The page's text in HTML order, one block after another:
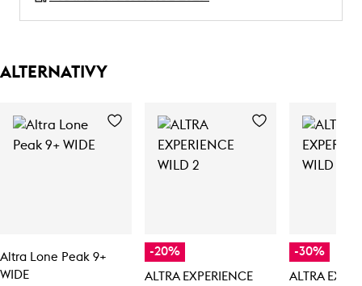
ALTERNATIVY
Altra Lone Peak 9+
WIDE
-20%
ALTRA EXPERIENCE
-30%
ALTRA